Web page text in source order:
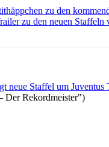
zu den
zu den neuen
Rekordmeister")